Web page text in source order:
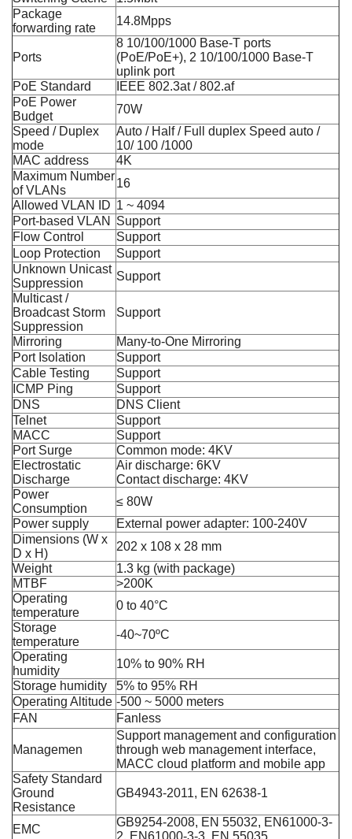
Package
forwarding rate
14.8Mpps
Ports
8 10/100/1000 Base-T ports
(PoE/PoE+), 2 10/100/1000 Base-T
uplink port
PoE Standard
IEEE 802.3at / 802.af
PoE Power
Budget
70W
Speed / Duplex
mode
Auto / Half / Full duplex Speed auto /
10/ 100 /1000
MAC address
4K
Maximum Number
of VLANs
16
Allowed VLAN ID 1 ~ 4094
Port-based VLAN
Support
Flow Control
Support
Loop Protection
Support
Unknown Unicast
Suppression
Support
Multicast /
Broadcast Storm
Suppression
Support
Mirroring
Many-to-One Mirroring
Port Isolation
Support
Cable Testing
Support
ICMP Ping
Support
DNS
DNS Client
Telnet
Support
MACC
Support
Port Surge
Common mode: 4KV
Electrostatic
Discharge
Air discharge: 6KV
Contact discharge: 4KV
Power
Consumption
≤ 80W
Power supply
External power adapter: 100-240V
Dimensions (W x
D x H)
202 x 108 x 28 mm
Weight
1.3 kg (with package)
MTBF
>200K
Operating
temperature
0 to 40°C
Storage
temperature
-40~70ºC
Operating
humidity
10% to 90% RH
Storage humidity
5% to 95% RH
Operating Altitude -500 ~ 5000 meters
FAN
Fanless
Managemen
Support management and configuration
through web management interface,
MACC cloud platform and mobile app
Safety Standard
Ground
Resistance
GB4943-2011, EN 62638-1
EMC
GB9254-2008, EN 55032, EN61000-3-
2, EN61000-3-3, EN 55035